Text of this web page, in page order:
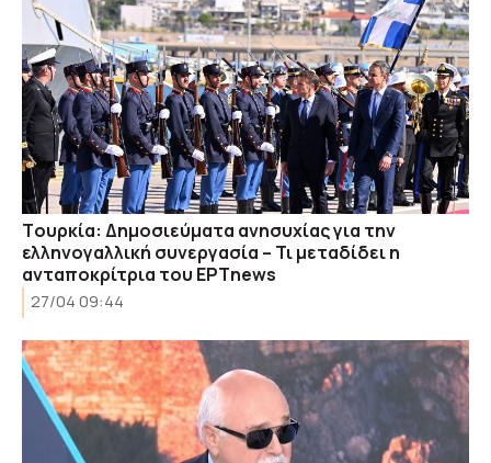
Tουρκία: Δημοσιεύματα ανησυχίας για την
ελληνογαλλική συνεργασία – Τι μεταδίδει η
ανταποκρίτρια του ΕΡΤnews
27/04 09:44